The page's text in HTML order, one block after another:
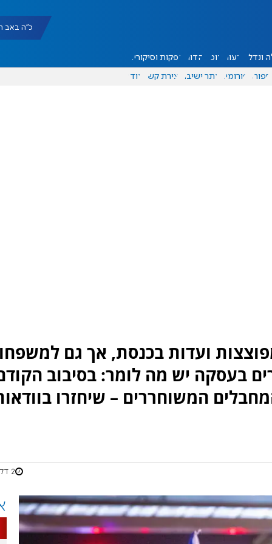
כ"ה באב תשפ"ו
ונדל"ן דעות אוכל יהדות הפקות וסיקורים
ספורט פורומים אתר ישיבה יצירת קשר עוד
ועדות בכנסת, אך גם
בעסקה יש מה לומר: בסיבוב
המשוחררים – שיחזרו
2 דקות